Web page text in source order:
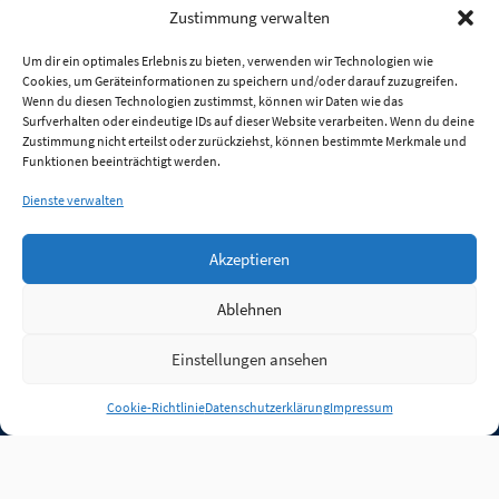
Zustimmung verwalten
Um dir ein optimales Erlebnis zu bieten, verwenden wir Technologien wie
Cookies, um Geräteinformationen zu speichern und/oder darauf zuzugreifen.
Wenn du diesen Technologien zustimmst, können wir Daten wie das
Surfverhalten oder eindeutige IDs auf dieser Website verarbeiten. Wenn du deine
Zustimmung nicht erteilst oder zurückziehst, können bestimmte Merkmale und
Funktionen beeinträchtigt werden.
Dienste verwalten
Akzeptieren
Ablehnen
Einstellungen ansehen
Cookie-RichtlinieDatenschutzerklärungImpressum
Anmelden
Jobs Partner FAQ Quellen